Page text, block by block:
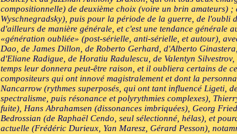
compositionnelle) de deuxième choix (voire un brin amateurs)
Wyschnegradsky), puis pour la période de la guerre, de l'oubli
d'ailleurs de manière générale, et c'est une tendance générale
«génération oubliée» (post-sérielle, anti-sérielle, et autour),
Dao, de James Dillon, de Roberto Gerhard, d'Alberto
d'Eliane Radigue, de Horatiu Radulescu, de Valentyn
temps leur donnera peut-être raison, et il oubliera certains de
compositeurs qui ont innové magistralement et dont la
Nancarrow (rythmes superposés, qui ont tant influencé Ligeti,
spectralisme, puis résonance et polyrythmies complexes),
fuite), Hans Abrahamsen (dissonances imbriquées), Georg
Bedrossian (de Raphaël Cendo, seul sélectionné, hélas), et
actuelle (Frédéric Durieux, Yan Maresz, Gérard Pesson),